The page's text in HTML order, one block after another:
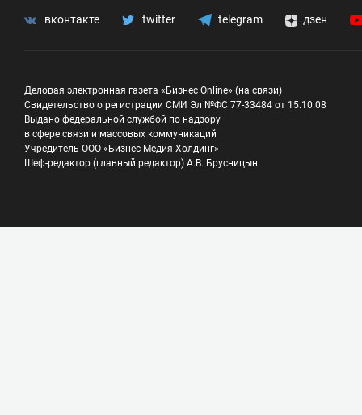
вконтакте twitter telegram дзен
Деловая электронная газета «Бизнес Online» (на связи)
Свидетельство о регистрации СМИ Эл №ФС 77-33484 от 15.10.08
Выдано федеральной службой по надзору
в сфере связи и массовых коммуникаций
Учредитель ООО «Бизнес Медия Холдинг»
Шеф-редактор (главный редактор) А.В. Брусницын